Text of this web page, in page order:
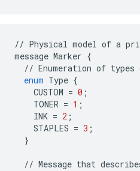
// Physical model of a
message Marker {
// Enumeration of types
enum Type {
CUSTOM = 0 ;
TONER = 1 ;
INK = 2 ;
STAPLES = 3 ;
}
// Message that